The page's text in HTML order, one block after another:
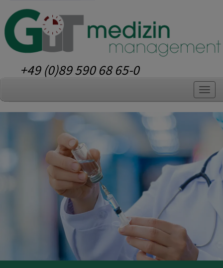
+49 (0)89 590 68 65-0